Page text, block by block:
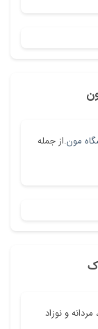
مون.از جمله
، مردانه و نوزاد